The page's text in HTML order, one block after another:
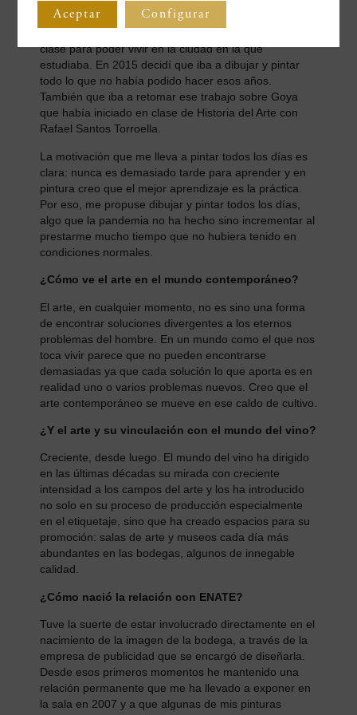
Bellas Artes de San Jorge en Barcelona. Un paso que
clase para poder vivir en la ciudad en la que
estudiaba. En 2015 decidí que iba a dibujar y pintar
todo lo que no había podido hacer esos años.
También que iba a retomar ese trabajo sobre Goya
que había iniciado en clase de Historia del Arte con
Rafael Santos Torroella.
La motivación que me lleva a pintar todos los días es
clara: nunca es demasiado tarde para aprender y en
pintura creo que el mejor aprendizaje es la práctica.
Por eso, me propuse dibujar y pintar todos los días,
algo que la pandemia no ha hecho sino incrementar al
prestarme mucho tiempo que no hubiera tenido en
condiciones normales.
¿Cómo ve el arte en el mundo contemporáneo?
El arte, en cualquier momento, no es sino una forma
de encontrar soluciones divergentes a los eternos
problemas del hombre. En un mundo como el que nos
toca vivir parece que no pueden encontrarse
demasiadas ya que cada solución lo que aporta es en
realidad uno o varios problemas nuevos. Creo que el
arte contemporáneo se mueve en ese caldo de cultivo.
¿Y el arte y su vinculación con el mundo del vino?
Creciente, desde luego. El mundo del vino ha dirigido
en las últimas décadas su mirada con creciente
intensidad a los campos del arte y los ha introducido
no solo en su proceso de producción especialmente
en el etiquetaje, sino que ha creado espacios para su
promoción: salas de arte y museos cada día más
abundantes en las bodegas, algunos de innegable
calidad.
¿Cómo nació la relación con ENATE?
Tuve la suerte de estar involucrado directamente en el
nacimiento de la imagen de la bodega, a través de la
empresa de publicidad que se encargó de diseñarla.
Desde esos primeros momentos he mantenido una
relación permanente que me ha llevado a exponer en
la sala en 2007 y a que algunas de mis pinturas
Aceptar Configurar